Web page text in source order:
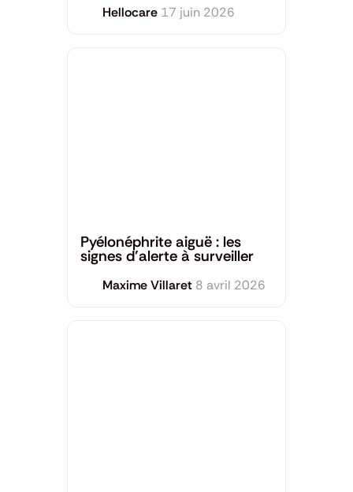
Hellocare 17 juin 2026
Pyélonéphrite aiguë : les
signes d’alerte à surveiller
Maxime Villaret 8 avril 2026